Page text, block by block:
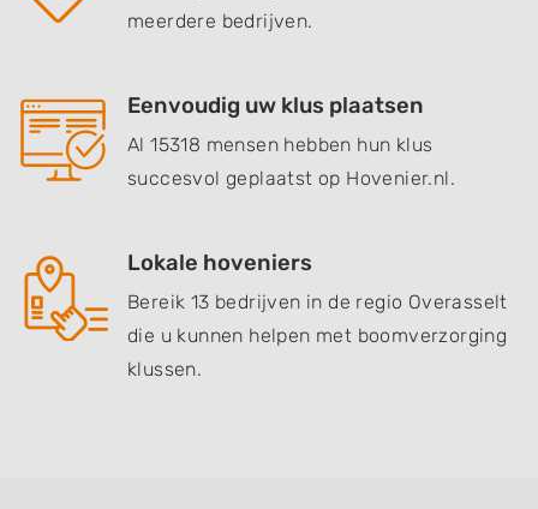
meerdere bedrijven.
Eenvoudig uw klus plaatsen
Al 15318 mensen hebben hun klus
succesvol geplaatst op Hovenier.nl.
Lokale hoveniers
Bereik 13 bedrijven in de regio Overasselt
die u kunnen helpen met boomverzorging
klussen.